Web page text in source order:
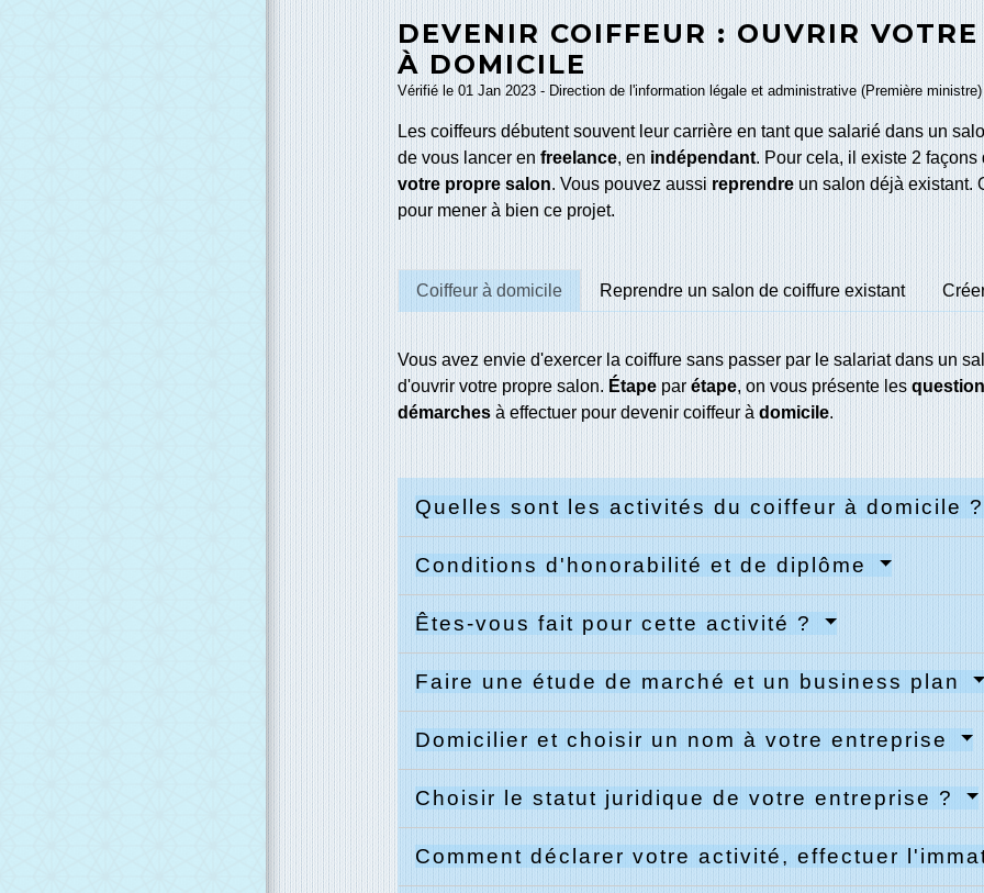
DEVENIR COIFFEUR : OUVRIR
À DOMICILE
Vérifié le 01 Jan 2023 - Direction de l'information légale et administrative (Première ministre)
Les coiffeurs débutent souvent leur carrière en tant que salarié dans un
de vous lancer en freelance, en indépendant. Pour cela, il existe 2
votre propre salon. Vous pouvez aussi reprendreun salon déjà existant.
pour mener à bien ce projet.
Coiffeur à domicile Reprendre un salon de coiffure existant
Vous avez envie d'exercer la coiffure sans passer par le salariat dans un
d'ouvrir votre propre salon. Étapepar étape, on vous présente les
démarchesà effectuer pour devenir coiffeur à domicile.
Quelles sont les activités du coiffeur à domicile
Conditions d'honorabilité et de diplôme
Êtes-vous fait pour cette activité ?
Faire une étude de marché et un business plan
Domicilier et choisir un nom à votre entreprise
Choisir le statut juridique de votre entreprise ?
Comment déclarer votre activité, effectuer